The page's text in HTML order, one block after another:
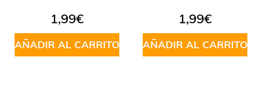
1,99€
AÑADIR AL CARRITO
1,99€
AÑADIR AL CARRITO